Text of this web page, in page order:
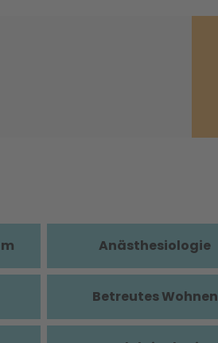
Anästhesiologie
Betreutes Wohnen